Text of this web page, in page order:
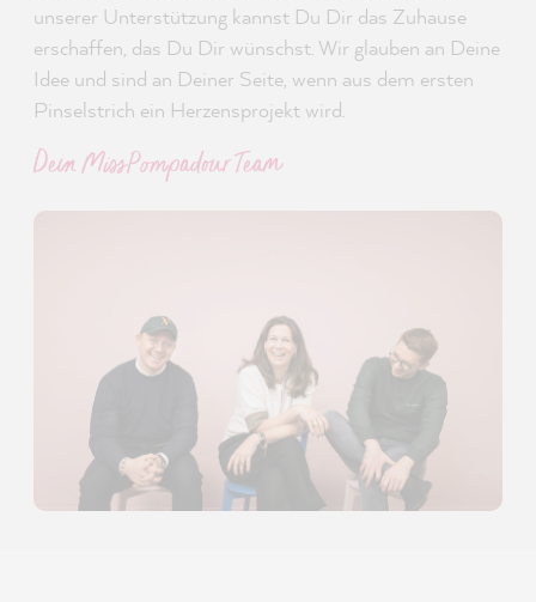
unserer Unterstützung kannst Du Dir das Zuhause
erschaffen, das Du Dir wünschst. Wir glauben an Deine
Idee und sind an Deiner Seite, wenn aus dem ersten
Pinselstrich ein Herzensprojekt wird.
Dein MissPompadour Team